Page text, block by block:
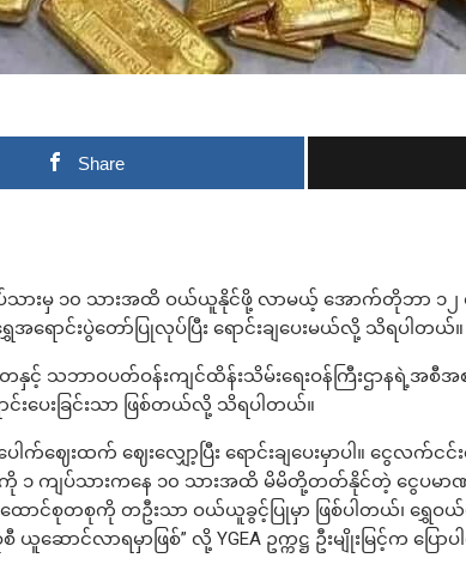
Share
ားမှ ၁၀ သားအထိ ဝယ်ယူနိုင်ဖို့ လာမယ့် အောက်တိုဘာ ၁၂
ရွှေအရောင်းပွဲတော်ပြုလုပ်ပြီး ရောင်းချပေးမယ်လို့ သိရပါတယ်။
င့် သဘာဝပတ်ဝန်းကျင်ထိန်းသိမ်းရေးဝန်ကြီးဌာနရဲ့အ
ပေးခြင်းသာ ဖြစ်တယ်လို့ သိရပါတယ်။
က်ဈေးထက် ဈေးလျှော့ပြီး ရောင်းချပေးမှာပါ။ ငွေလက်ငင်
ကျပ်သားကနေ ၁၀ သားအထိ မိမိတို့တတ်နိုင်တဲ့ ငွေပမာ
ထောင်စုတစုကို တဦးသာ ဝယ်ယူခွင့်ပြုမှာ ဖြစ်ပါတယ်၊ ရွှ
ယူဆောင်လာရမှာဖြစ်” လို့ YGEA ဥက္ကဋ္ဌ ဦးမျိုးမြင့်က ပြော
ဘာလျှော့မလဲ